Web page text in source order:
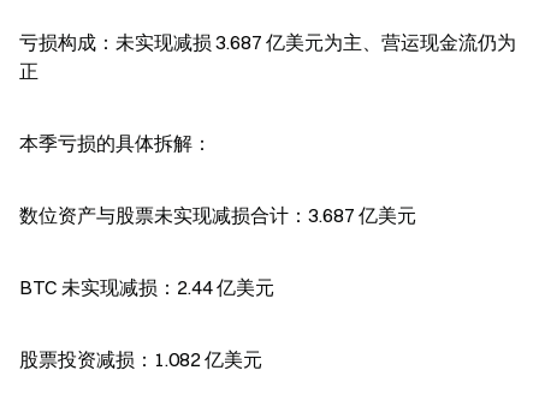
亏损构成：未实现减损 3.687 亿美元为主、营运现金流仍为
正
本季亏损的具体拆解：
数位资产与股票未实现减损合计：3.687 亿美元
BTC 未实现减损：2.44 亿美元
股票投资减损：1.082 亿美元